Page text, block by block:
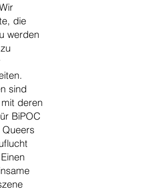
die
werden
sind
deren
BiPOC